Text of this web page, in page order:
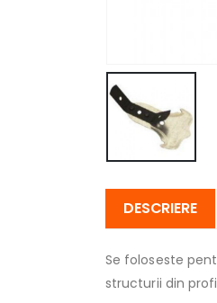
DESCRIERE
Se foloseste
structurii din